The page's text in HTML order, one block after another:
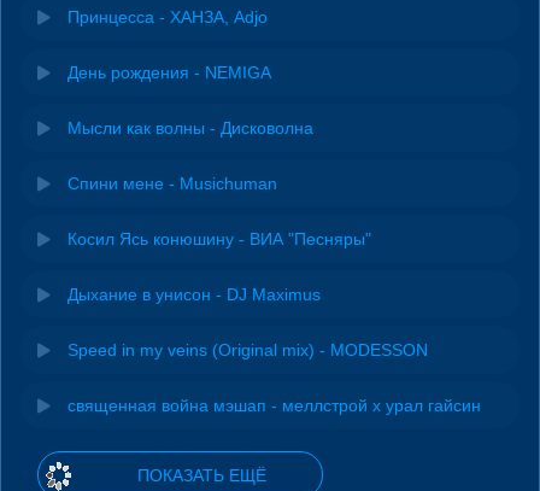
Принцесса - ХАНЗА, Adjo
День рождения - NEMIGA
Мысли как волны - Дисковолна
Спини мене - Musichuman
Косил Ясь конюшину - ВИА "Песняры"
Дыхание в унисон - DJ Maximus
Speed in my veins (Original mix) - MODESSON
священная война мэшап - меллстрой х урал гайсин
ПОКАЗАТЬ ЕЩЁ